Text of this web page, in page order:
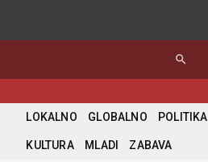
search
LOKALNO GLOBALNO POLITIKA
KULTURA MLADI ZABAVA